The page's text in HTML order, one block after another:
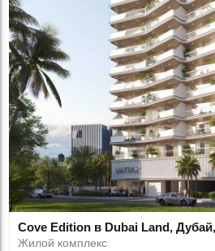
Cove Edition в Dubai Land,
Жилой комплекс